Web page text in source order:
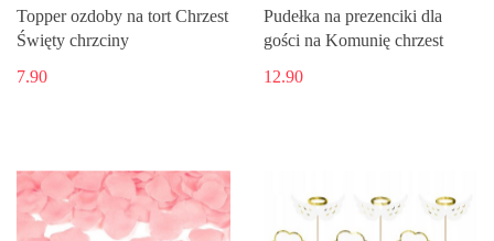
Topper ozdoby na tort Chrzest
Święty chrzciny
7.90
Pudełka na prezenciki dla
gości na Komunię chrzest
12.90